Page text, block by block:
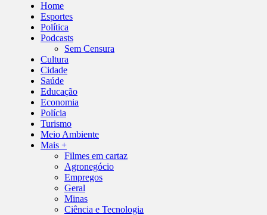
Home
Esportes
Política
Podcasts
Sem Censura
Cultura
Cidade
Saúde
Educação
Economia
Polícia
Turismo
Meio Ambiente
Mais +
Filmes em cartaz
Agronegócio
Empregos
Geral
Minas
Ciência e Tecnologia